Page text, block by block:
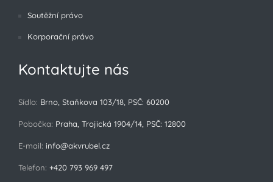
Soutěžní právo
Korporační právo
Kontaktujte nás
Sídlo: Brno, Staňkova 103/18, PSČ: 60200
Pobočka: Praha, Trojická 1904/14, PSČ: 12800
E-mail: info@akvrubel.cz
Telefon: +420 793 969 497